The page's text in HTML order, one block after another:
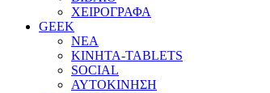
ΧΕΙΡΟΓΡΑΦΑ
GEEK
ΝΕΑ
ΚΙΝΗΤΑ-TABLETS
SOCIAL
ΑΥΤΟΚΙΝΗΣΗ